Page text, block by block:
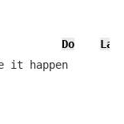
Do La
make it